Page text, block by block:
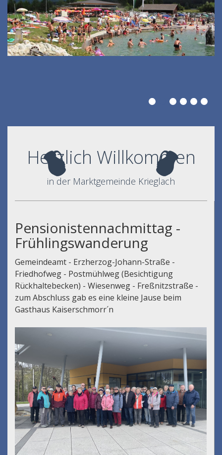
Herzlich Willkommen
in der Marktgemeinde Krieglach
Pensionistennachmittag -
Frühlingswanderung
Gemeindeamt - Erzherzog-Johann-Straße -
Friedhofweg - Postmühlweg (Besichtigung
Rückhaltebecken) - Wiesenweg - Freßnitzstraße -
zum Abschluss gab es eine kleine Jause beim
Gasthaus Kaiserschmorr´n